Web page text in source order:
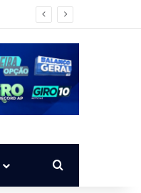
Procurar por